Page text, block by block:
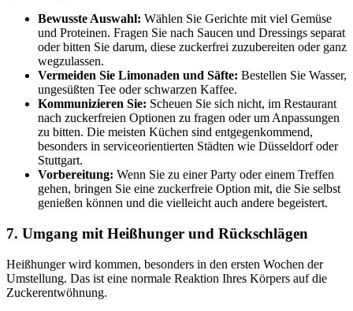
Bewusste Auswahl: Wählen Sie Gerichte mit viel Gemüse
und Proteinen. Fragen Sie nach Saucen und Dressings separat
oder bitten Sie darum, diese zuckerfrei zuzubereiten oder ganz
wegzulassen.
Vermeiden Sie Limonaden und Säfte: Bestellen Sie Wasser,
ungesüßten Tee oder schwarzen Kaffee.
Kommunizieren Sie: Scheuen Sie sich nicht, im Restaurant
nach zuckerfreien Optionen zu fragen oder um Anpassungen
zu bitten. Die meisten Küchen sind entgegenkommend,
besonders in serviceorientierten Städten wie Düsseldorf oder
Stuttgart.
Vorbereitung: Wenn Sie zu einer Party oder einem Treffen
gehen, bringen Sie eine zuckerfreie Option mit, die Sie selbst
genießen können und die vielleicht auch andere begeistert.
7. Umgang mit Heißhunger und Rückschlägen
Heißhunger wird kommen, besonders in den ersten Wochen der
Umstellung. Das ist eine normale Reaktion Ihres Körpers auf die
Zuckerentwöhnung.